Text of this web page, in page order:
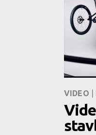
VIDEO